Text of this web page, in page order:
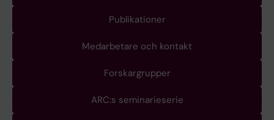
Publikationer
Medarbetare och kontakt
Forskargrupper
ARC:s seminarieserie